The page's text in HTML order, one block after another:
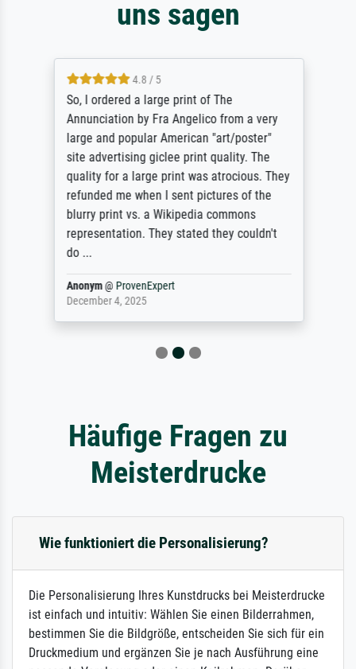
uns sagen
4.8 / 5
So, I ordered a large print of The
Annunciation by Fra Angelico from a very
large and popular American "art/poster"
site advertising giclee print quality. The
quality for a large print was atrocious. They
refunded me when I sent pictures of the
blurry print vs. a Wikipedia commons
representation. They stated they couldn't
do ...
Anonym@ ProvenExpert
December 4, 2025
Häufige Fragen zu
Meisterdrucke
Wie funktioniert die Personalisierung?
Die Personalisierung Ihres Kunstdrucks bei Meisterdrucke
ist einfach und intuitiv: Wählen Sie einen Bilderrahmen,
bestimmen Sie die Bildgröße, entscheiden Sie sich für ein
Druckmedium und ergänzen Sie je nach Ausführung eine